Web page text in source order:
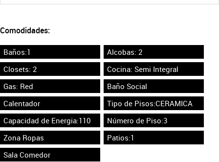
Comodidades:
Baños:1
Alcobas: 2
Closets: 2
Cocina: Semi Integral
Gas: Red
Baño Social
Calentador
Tipo de Pisos:CERAMICA
Capacidad de Energia:110
Número de Piso:3
Zona Ropas
Patios:1
Sala Comedor